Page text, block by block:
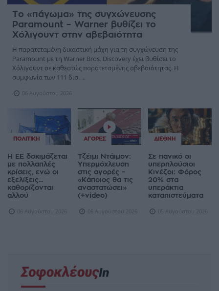
Το «πάγωμα» της συγχώνευσης
Paramount – Warner βυθίζει το
Χόλιγουντ στην αβεβαιότητα
Η παρατεταμένη δικαστική μάχη για τη συγχώνευση της
Paramount με τη Warner Bros. Discovery έχει βυθίσει το
Χόλιγουντ σε καθεστώς παρατεταμένης αβεβαιότητας. Η
συμφωνία των 111 δισ. ...
06 Αυγούστου 2026
ΠΟΛΙΤΙΚΉ
Η ΕΕ δοκιμάζεται
με πολλαπλές
κρίσεις, ενώ οι
εξελίξεις...
καθορίζονται
αλλού
06 Αυγούστου 2026
ΑΓΟΡΈΣ
Τζέιμι Ντάιμον:
Υπερμόχλευση
στις αγορές –
«Κάποιος θα τις
αναστατώσει»
(+video)
06 Αυγούστου 2026
ΔΙΕΘΝΉ
Σε πανικό οι
υπερπλούσιοι
Κινέζοι: Φόρος
20% στα
υπεράκτια
καταπιστεύματα
05 Αυγούστου 2026